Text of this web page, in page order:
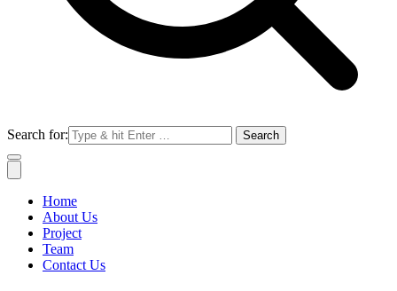
Search for:
Home
About Us
Project
Team
Contact Us